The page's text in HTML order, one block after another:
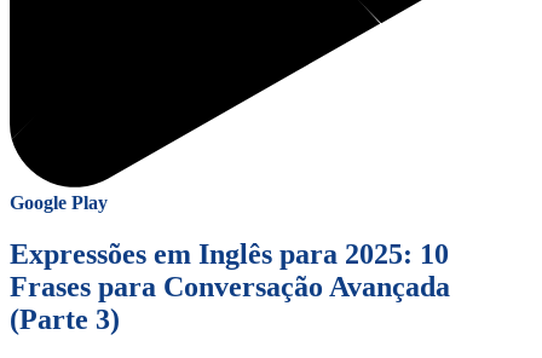
Google Play
Expressões em Inglês para 2025: 10
Frases para Conversação Avançada
(Parte 3)